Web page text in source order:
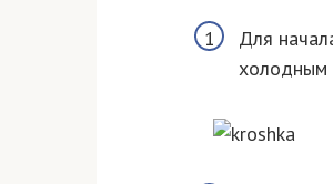
Для
холодным